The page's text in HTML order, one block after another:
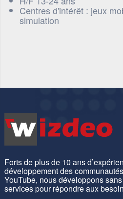
Centres d'intérêt : jeux
simulation
Forts de plus de 10 ans
développement des
YouTube, nous développons
services pour répondre aux